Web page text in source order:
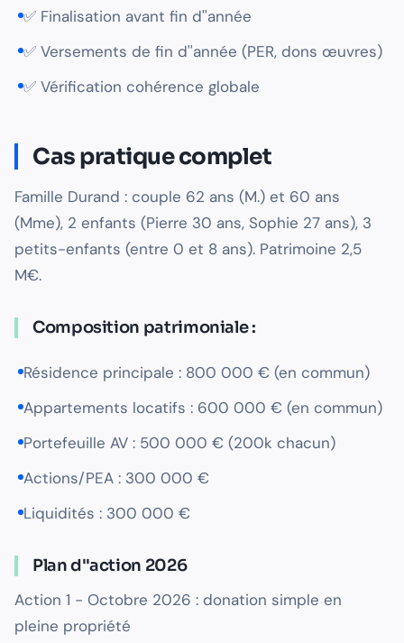
✅ Finalisation avant fin d''année
✅ Versements de fin d''année (PER, dons œuvres)
✅ Vérification cohérence globale
Cas pratique complet
Famille Durand : couple 62 ans (M.) et 60 ans
(Mme), 2 enfants (Pierre 30 ans, Sophie 27 ans), 3
petits-enfants (entre 0 et 8 ans). Patrimoine 2,5
M€.
Composition patrimoniale :
Résidence principale : 800 000 € (en commun)
Appartements locatifs : 600 000 € (en commun)
Portefeuille AV : 500 000 € (200k chacun)
Actions/PEA : 300 000 €
Liquidités : 300 000 €
Plan d''action 2026
Action 1 - Octobre 2026 : donation simple en
pleine propriété